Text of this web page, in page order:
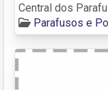
Central dos
Parafusos e